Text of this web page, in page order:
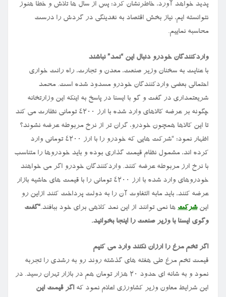
پدید خواهد آورد، خاطرنشان کرد: پس از سال ها تلاش و خطا هنوز
نتوانسته ایم، نیاز بخش اقتصاد به نقدینگی در گردش را درست
محاسبه نماییم.
واردکنندگان خودرو دنبال این “نمد” نباشند
با عنایت به سخنان وزیر صنعت، معدن و تجارت، راه رانت خواری
احتمالی بعضی واردکنندگان خودرو مسدود شده است. محمد
شریعتمداری در گفت و گو با ایسنا در پاسخ به اینکه این وزارتخانه
چگونه بر عرضه کالاهای وارد شده با ارز ۴۲۰۰ تومانی نظارت می کند
تا این کالاها همچون خودرو، گران تر از نرخ مربوطه عرضه نشوند؟
اظهار نمود: “شرکت هایی که خودرو را با ارز ۴۲۰۰ تومانی وارد
کرده اند، مشمول نظام قیمت گذاری بوده و باید خودروها را متناسب
با نرخ ارز مربوطه عرضه کنند. واردکنندگان خودرو اگر می خواهند
خودروهای وارد شده با ارز ۴۲۰۰ تومانی را با قیمت های حاشیه بازار
عرضه کنند، باید مابه التفاوت آن را به دولت پرداخت کنند ازاین رو
اینشرکت ها نمی توانند از این نمد کلاهی برای خود ببافند.“گفت
وگوی ایسنا با وزیر صنعت را اینجا بخوانید.
اگر تخم مرغ را ارزان نکنند وارد می کنیم
قیمت تخم مرغ طی هفته های گذشته روند رو به رشدی را تجربه
نمود و به شانه ای حدود ۲۰ هزار تومان هم در بازار تهران رسید. در
این شرایط معاون وزیر کشاورزی اعلام نمود کهاگر قیمت این